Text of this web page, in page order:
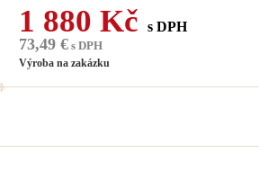
1 880 Kč s DPH
73,49 €s DPH
Výroba na zakázku